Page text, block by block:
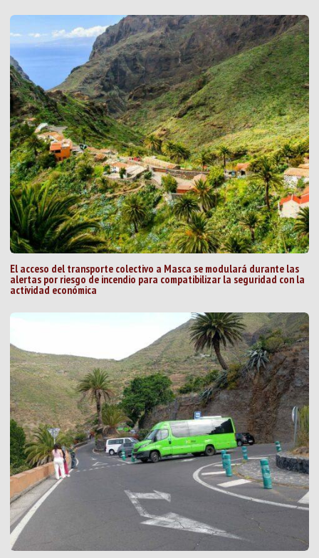
El acceso del transporte colectivo a Masca se modulará durante las
alertas por riesgo de incendio para compatibilizar la seguridad con la
actividad económica